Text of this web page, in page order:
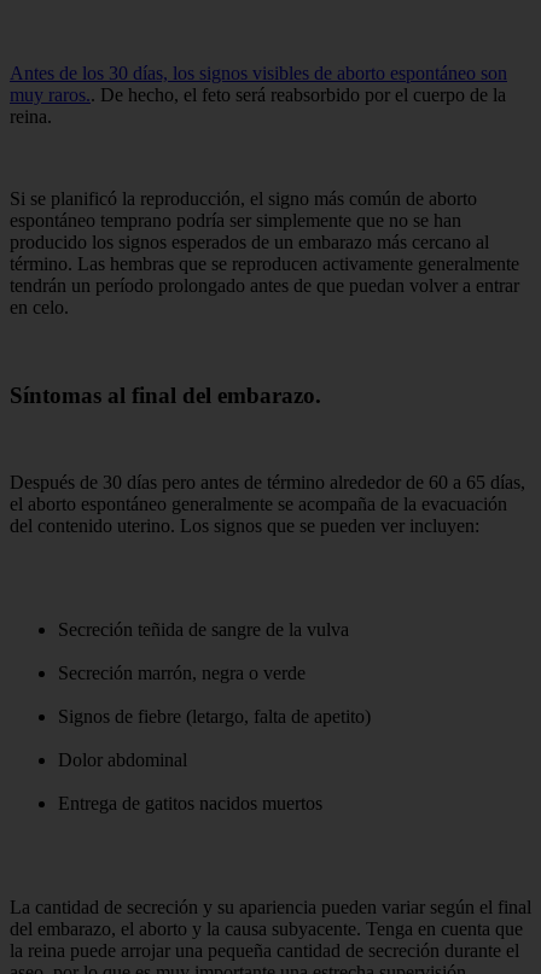
Antes de los 30 días, los signos visibles de aborto espontáneo son
muy raros.. De hecho, el feto será reabsorbido por el cuerpo de la
reina.
Si se planificó la reproducción, el signo más común de aborto
espontáneo temprano podría ser simplemente que no se han
producido los signos esperados de un embarazo más cercano al
término. Las hembras que se reproducen activamente generalmente
tendrán un período prolongado antes de que puedan volver a entrar
en celo.
Síntomas al final del embarazo.
Después de 30 días pero antes de término alrededor de 60 a 65 días,
el aborto espontáneo generalmente se acompaña de la evacuación
del contenido uterino. Los signos que se pueden ver incluyen:
Secreción teñida de sangre de la vulva
Secreción marrón, negra o verde
Signos de fiebre (letargo, falta de apetito)
Dolor abdominal
Entrega de gatitos nacidos muertos
La cantidad de secreción y su apariencia pueden variar según el final
del embarazo, el aborto y la causa subyacente. Tenga en cuenta que
la reina puede arrojar una pequeña cantidad de secreción durante el